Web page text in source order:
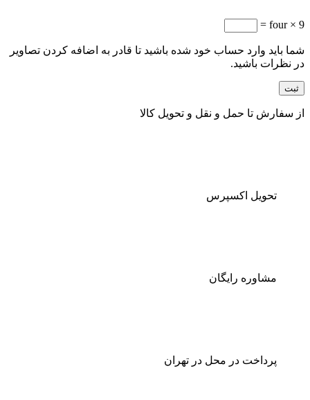
9 × four =
شما باید وارد حساب خود شده باشید تا قادر به اضافه کردن تصاویر
در نظرات باشید.
از سفارش تا حمل و نقل و تحویل کالا
تحویل اکسپرس
مشاوره رایگان
پرداخت در محل در تهران